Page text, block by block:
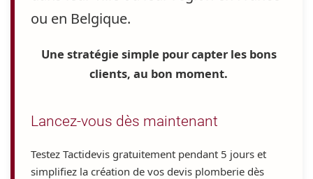
ou en Belgique.
Une stratégie simple pour capter les bons
clients, au bon moment.
Lancez-vous dès maintenant
Testez Tactidevis gratuitement pendant 5 jourset
simplifiez la création de vos devis plomberie dès